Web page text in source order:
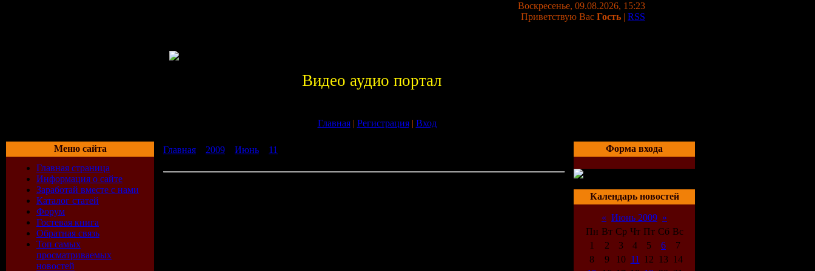
Воскресенье, 09.08.2026, 15:23
Приветствую Вас Гость | RSS
Видео аудио портал
Главная| Регистрация| Вход
Меню сайта
Главная страница
Информация о сайте
Заработай вместе с нами
Каталог статей
Форум
Гостевая книга
Обратная связь
Топ самых
просматриваемых
новостей
Главная 2009 Июнь 11 Форма входа
Календарь новостей
« Июнь 2009 »
Пн Вт Ср Чт Пт Сб Вс
1
2 3 4 5 6
7
8
9 10 11 12 13 14